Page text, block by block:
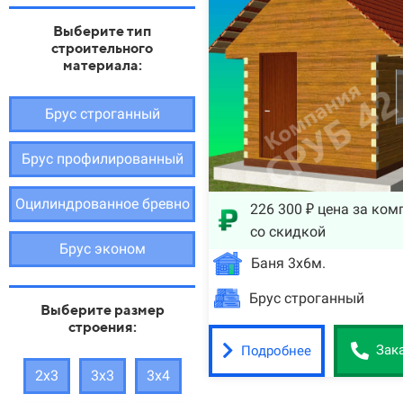
Выберите тип
строительного
материала:
Брус строганный
Брус профилированный
Оцилиндрованное бревно
Брус эконом
Выберите размер
строения:
2х3 3х3 3х4
226 300 ₽ цена за
со скидкой
Баня 3х6м.
Брус строганный
Подробнее